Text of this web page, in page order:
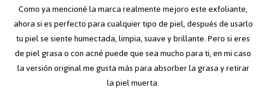
Como ya mencioné la marca realmente mejoro este exfoliante,
ahora si es perfecto para cualquier tipo de piel, después de usarlo
tu piel se siente humectada, limpia, suave y brillante. Pero si eres
de piel grasa o con acné puede que sea mucho para ti, en mi caso
la versión original me gusta más para absorber la grasa y retirar
la piel muerta.